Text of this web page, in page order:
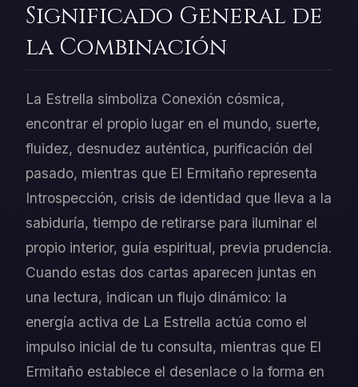
Significado General de
la Combinación
La Estrella simboliza Conexión cósmica,
encontrar el propio lugar en el mundo, suerte,
fluidez, desnudez auténtica, purificación del
pasado, mientras que El Ermitaño representa
Introspección, crisis de identidad que lleva a la
sabiduría, tiempo de retirarse para iluminar el
propio interior, guía espiritual, previa prudencia.
Cuando estas dos cartas aparecen juntas en
una lectura, indican un flujo dinámico: la
energía activa de La Estrella actúa como el
impulso inicial de tu consulta, mientras que El
Ermitaño establece el desenlace o la forma en